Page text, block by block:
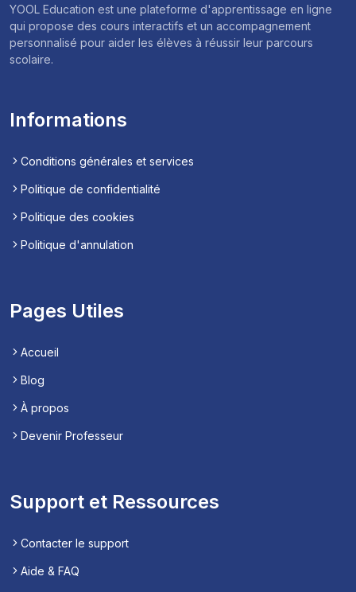
YOOL Education est une plateforme d'apprentissage en ligne
qui propose des cours interactifs et un accompagnement
personnalisé pour aider les élèves à réussir leur parcours
scolaire.
Informations
Conditions générales et services
Politique de confidentialité
Politique des cookies
Politique d'annulation
Pages Utiles
Accueil
Blog
À propos
Devenir Professeur
Support et Ressources
Contacter le support
Aide & FAQ